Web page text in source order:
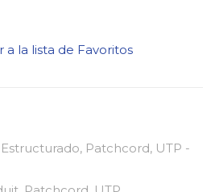
a la lista de Favoritos
, Patchcord, UTP -